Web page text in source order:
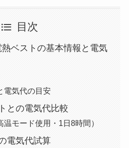
目次
ベストの基本情報と電気
電気代の目安
との電気代比較
温モード使用・1日8時間）
電気代試算